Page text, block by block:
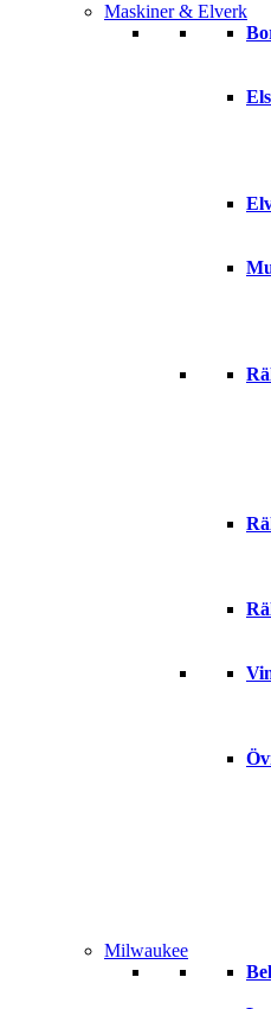
Maskiner & Elverk
Milwaukee